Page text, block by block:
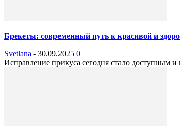
Брекеты: современный путь к красивой и
Svetlana - 30.09.2025 0
Исправление прикуса сегодня стало доступным